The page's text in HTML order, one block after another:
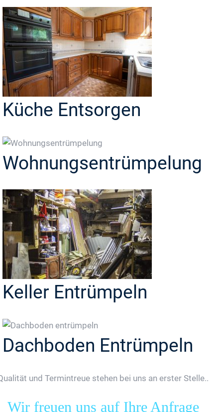
Küche Entsorgen
Wohnungsentrümpelung
Keller Entrümpeln
Dachboden Entrümpeln
und Termintreue stehen bei uns an erster Stelle..
Wir freuen uns auf Ihre Anfrage